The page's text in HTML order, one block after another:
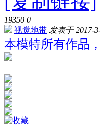
19350 0
视觉地带 发表于 2017-
本模特所有作品